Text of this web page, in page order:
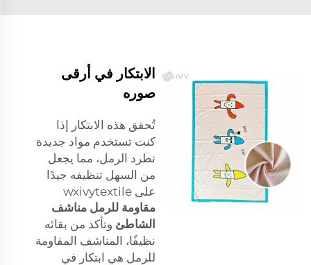
الابتكار في أرقى
صوره
تُحقق هذه الابتكار إذا
كنت تستخدم مواد جديدة
تطرد الرمل، مما يجعل
من السهل تنظيفه جيدًا
على wxivytextile
مقاومة للرمل مناشف
الشاطئ وتأكد من بقائه
نظيفًا، المناشف المقاومة
للرمل هي ابتكار في